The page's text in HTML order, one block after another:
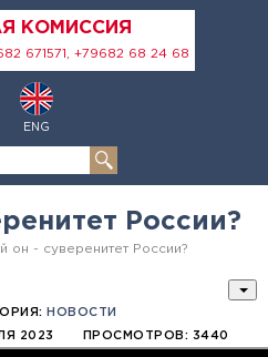
КОМИССИЯ
671571, +79682 68 24 68
ENG
России?
он - суверенитет России?
НОВОСТИ
2023 ПРОСМОТРОВ: 3440